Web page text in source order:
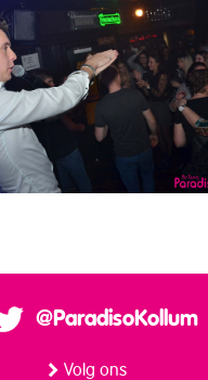
@ParadisoKollum
Volg ons